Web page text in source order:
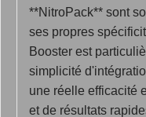
**NitroPack** sont
ses propres
Booster est
simplicité
une réelle efficacité
et de résultats